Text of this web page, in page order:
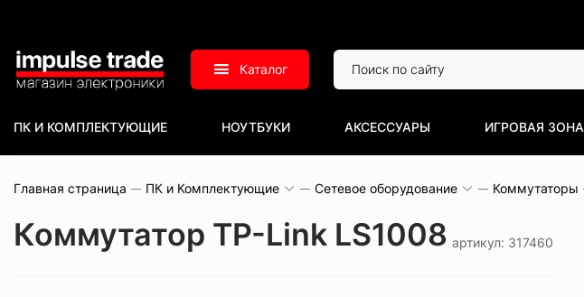
Каталог
ПК И КОМПЛЕКТУЮЩИЕ НОУТБУКИ АКСЕССУАРЫ ИГРОВАЯ ЗОНА
Главная страница ПК и Комплектующие Сетевое оборудование Коммутаторы
Коммутатор TP-Link LS1008 артикул: 317460